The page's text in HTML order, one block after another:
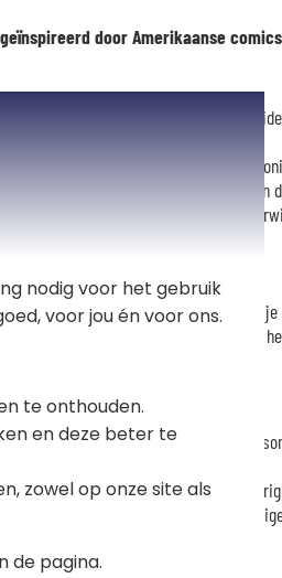
door Amerikaanse
kleuren, « Ben-Day »-puntstructuren,
analyseert uw foto en creëert de
in stripstijl en het typische effect van
stroming, vangt de geest van comics
bevestig je de transformatie van
door onze grafisch ontwerper,
geven (bijvoorbeeld aantal
eenvoudig opnieuw proberen met je
contact met ons op via e-mail, dan
om te tonen
nodig voor het gebruik
voor jou én voor ons.
te onthouden.
en deze beter te
zowel op onze site als
de pagina.